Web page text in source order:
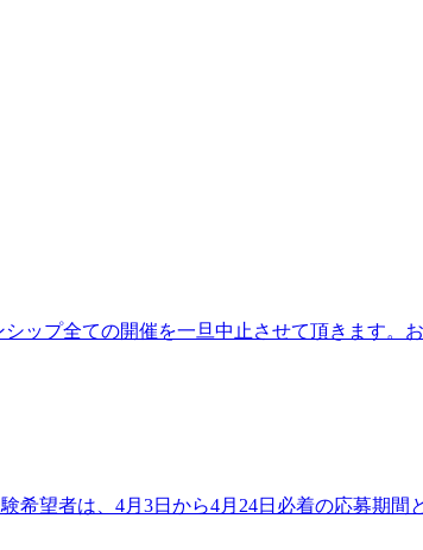
ップ全ての開催を一旦中止させて頂きます。
希望者は、4月3日から4月24日必着の応募期